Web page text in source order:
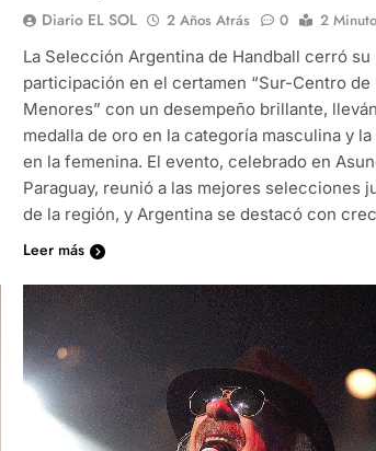
Diario EL SOL 2 Años Atrás 0
2
La Selección Argentina de Handball cerró su
participación en el certamen “Sur-Centro de
Menores” con un desempeño brillante,
medalla de oro en la categoría masculina y la
en la femenina. El evento, celebrado en
Paraguay, reunió a las mejores selecciones
de la región, y Argentina se destacó con
Leer más